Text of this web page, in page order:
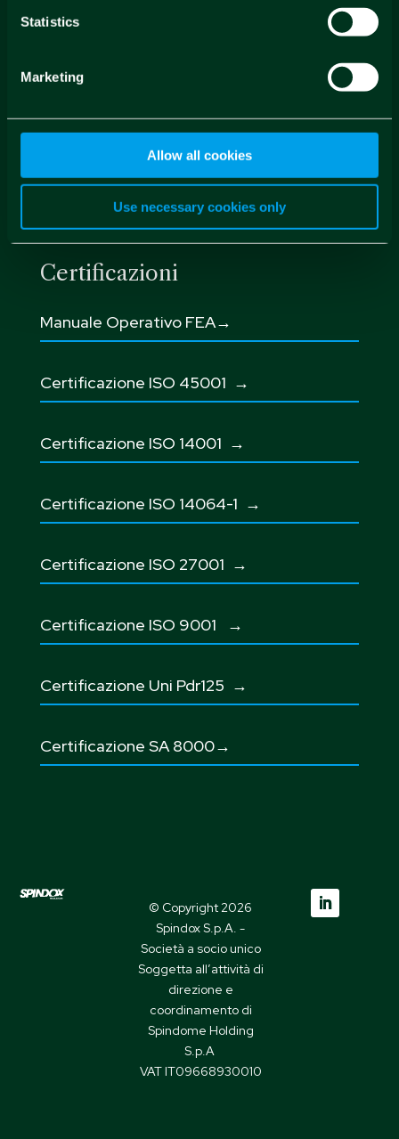
Statistics
Marketing
Allow all cookies
Use necessary cookies only
Informativa prevenzione delle molestie →
Politica per la responsabilità sociale →
Certificazioni
Manuale Operativo FEA→
Certificazione ISO 45001 →
Certificazione ISO 14001 →
Certificazione ISO 14064-1 →
Certificazione ISO 27001 →
Certificazione ISO 9001 →
Certificazione Uni Pdr125 →
Certificazione SA 8000→
© Copyright 2026
Spindox S.p.A. -
Società a socio unico
Soggetta all’attività di
direzione e
coordinamento di
Spindome Holding
S.p.A
VAT IT09668930010